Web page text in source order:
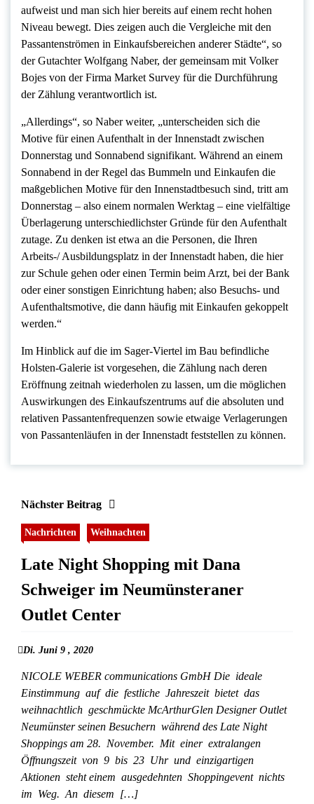
aufweist und man sich hier bereits auf einem recht hohen
Niveau bewegt. Dies zeigen auch die Vergleiche mit den
Passantenströmen in Einkaufsbereichen anderer Städte“, so
der Gutachter Wolfgang Naber, der gemeinsam mit Volker
Bojes von der Firma Market Survey für die Durchführung
der Zählung verantwortlich ist.
„Allerdings“, so Naber weiter, „unterscheiden sich die
Motive für einen Aufenthalt in der Innenstadt zwischen
Donnerstag und Sonnabend signifikant. Während an einem
Sonnabend in der Regel das Bummeln und Einkaufen die
maßgeblichen Motive für den Innenstadtbesuch sind, tritt am
Donnerstag – also einem normalen Werktag – eine vielfältige
Überlagerung unterschiedlichster Gründe für den Aufenthalt
zutage. Zu denken ist etwa an die Personen, die Ihren
Arbeits-/ Ausbildungsplatz in der Innenstadt haben, die hier
zur Schule gehen oder einen Termin beim Arzt, bei der Bank
oder einer sonstigen Einrichtung haben; also Besuchs- und
Aufenthaltsmotive, die dann häufig mit Einkaufen gekoppelt
werden.“
Im Hinblick auf die im Sager-Viertel im Bau befindliche
Holsten-Galerie ist vorgesehen, die Zählung nach deren
Eröffnung zeitnah wiederholen zu lassen, um die möglichen
Auswirkungen des Einkaufszentrums auf die absoluten und
relativen Passantenfrequenzen sowie etwaige Verlagerungen
von Passantenläufen in der Innenstadt feststellen zu können.
Nächster Beitrag
Nachrichten Weihnachten
Late Night Shopping mit Dana
Schweiger im Neumünsteraner
Outlet Center
Di. Juni 9 , 2020
NICOLE WEBER communications GmbH Die ideale
Einstimmung auf die festliche Jahreszeit bietet das
weihnachtlich geschmückte McArthurGlen Designer Outlet
Neumünster seinen Besuchern während des Late Night
Shoppings am 28. November. Mit einer extralangen
Öffnungszeit von 9 bis 23 Uhr und einzigartigen
Aktionen steht einem ausgedehnten Shoppingevent nichts
im Weg. An diesem […]